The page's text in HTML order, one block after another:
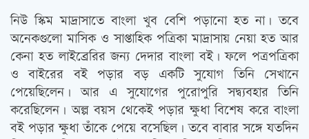
নিউ স্কিম মাদ্রাসাতে বাংলা খুব বেশি পড়ানো হত না। তবে
অনেকগুলো মাসিক ও সাপ্তাহিক পত্রিকা মাদ্রাসায় নেয়া হত আর
কেনা হত লাইব্রেরির জন্য দেদার বাংলা বই। ফলে পত্রপত্রিকা
ও বাইরের বই পড়ার বড় একটি সুযোগ তিনি সেখানে
পেয়েছিলেন। আর এ সুযোগের পুরোপুরি সদ্ব্যবহার তিনি
করেছিলেন। অল্প বয়স থেকেই পড়ার ক্ষুধা বিশেষ করে বাংলা
বই পড়ার ক্ষুধা তাঁকে পেয়ে বসেছিল। তবে বাবার সঙ্গে যতদিন